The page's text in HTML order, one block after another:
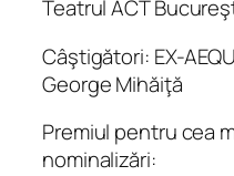
Teatrul ACT
Câştigători: EX-
George Mihăiţă
Premiul pentru cea
nominalizări: